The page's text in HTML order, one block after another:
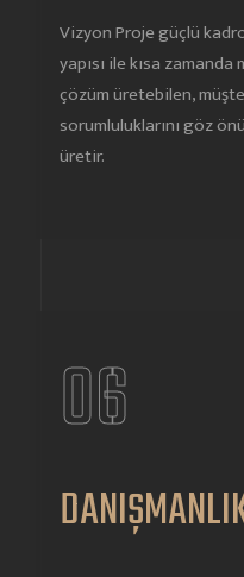
Vizyon Proje güçlü
yapısı ile kısa
çözüm üretebilen,
sorumluluklarını göz
üretir.
06